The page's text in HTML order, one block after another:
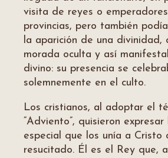
visita de reyes o
provincias, pero también
la aparición de una divinidad,
morada oculta y así
divino: su presencia se
solemnemente en el culto.
Los cristianos, al adoptar el
“Adviento”, quisieron expresar
especial que los unía a Cristo
resucitado. Él es el Rey que,